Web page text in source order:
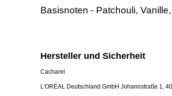
Basisnoten - Patchouli, Vanille,
Hersteller und Sicherheit
Cacharel
L'ORÉAL Deutschland GmbH Johannstraße 1,